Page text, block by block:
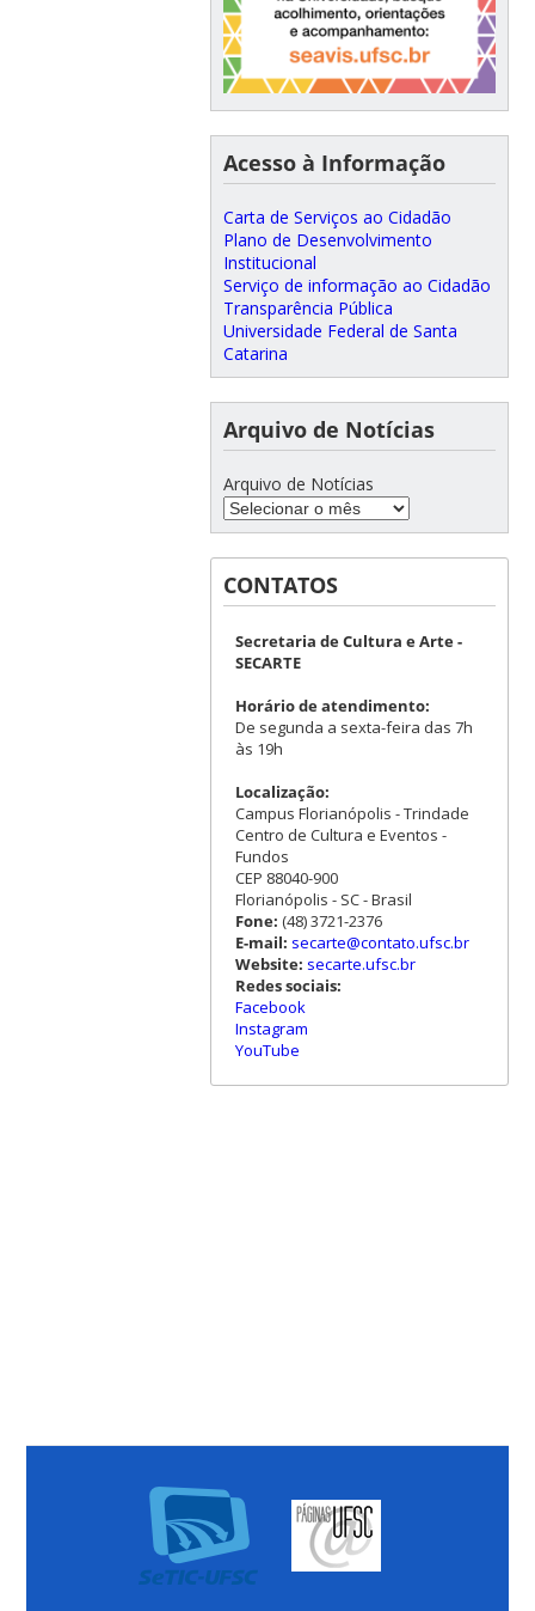
Acesso à Informação
Carta de Serviços ao Cidadão
Plano de Desenvolvimento
Institucional
Serviço de informação ao Cidadão
Transparência Pública
Universidade Federal de Santa
Catarina
Arquivo de Notícias
Arquivo de Notícias
CONTATOS
Secretaria de Cultura e Arte -
SECARTE
Horário de atendimento:
De segunda a sexta-feira das 7h
às 19h
Localização:
Campus Florianópolis - Trindade
Centro de Cultura e Eventos -
Fundos
CEP 88040-900
Florianópolis - SC - Brasil
Fone: (48) 3721-2376
E-mail: secarte@contato.ufsc.br
Website: secarte.ufsc.br
Redes sociais:
Facebook
Instagram
YouTube